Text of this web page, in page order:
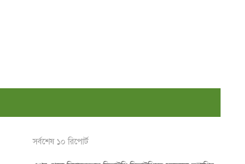
সর্বশেষ ১০ রিপোর্ট